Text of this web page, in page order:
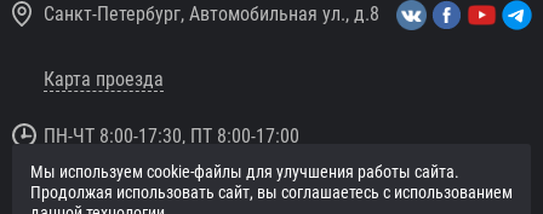
Санкт-Петербург, Автомобильная ул., д.8
Карта проезда
ПН-ЧТ 8:00-17:30, ПТ 8:00-17:00
© 2016 «PromBearing.ru»
Подшипники оптом и в розницу.
Мы используем cookie-файлы для улучшения работы сайта.
Продолжая использовать сайт, вы соглашаетесь с использованием